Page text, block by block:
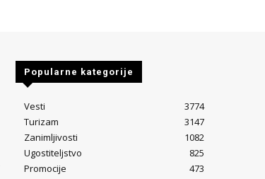
Popularne kategorije
Vesti
3774
Turizam
3147
Zanimljivosti
1082
Ugostiteljstvo
825
Promocije
473